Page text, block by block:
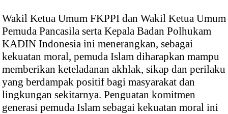
Wakil Ketua Umum FKPPI dan Wakil Ketua Umum
Pemuda Pancasila serta Kepala Badan Polhukam
KADIN Indonesia ini menerangkan, sebagai
kekuatan moral, pemuda Islam diharapkan mampu
memberikan keteladanan akhlak, sikap dan perilaku
yang berdampak positif bagi masyarakat dan
lingkungan sekitarnya. Penguatan komitmen
generasi pemuda Islam sebagai kekuatan moral ini